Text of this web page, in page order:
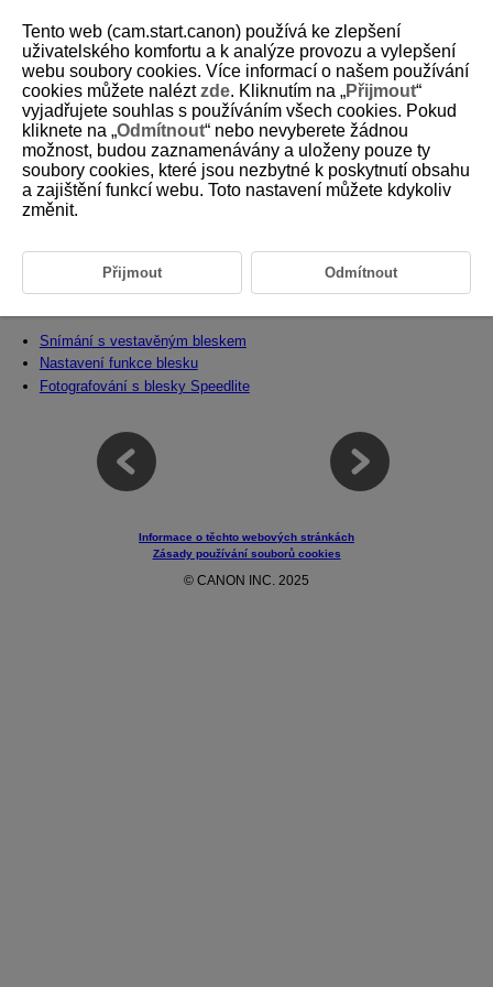
D185-051
Fotografování s bleskem
Tato kapitola popisuje, jak fotografovat s vestavěným nebo externím
bleskem (blesky Speedlite řady EL/EX).
/ /
Snímání s vestavěným bleskem
Nastavení funkce blesku
Fotografování s blesky Speedlite
Informace o těchto webových stránkách
Zásady používání souborů cookies
© CANON INC. 2025
Tento web (cam.start.canon) používá ke zlepšení
uživatelského komfortu a k analýze provozu a vylepšení
webu soubory cookies. Více informací o našem používání
cookies můžete naléztzde. Kliknutím na „Přijmout“
vyjadřujete souhlas s používáním všech cookies. Pokud
kliknete na „Odmítnout“ nebo nevyberete žádnou
možnost, budou zaznamenávány a uloženy pouze ty
soubory cookies, které jsou nezbytné k poskytnutí obsahu
a zajištění funkcí webu. Toto nastavení můžete kdykoliv
změnit.
Přijmout Odmítnout